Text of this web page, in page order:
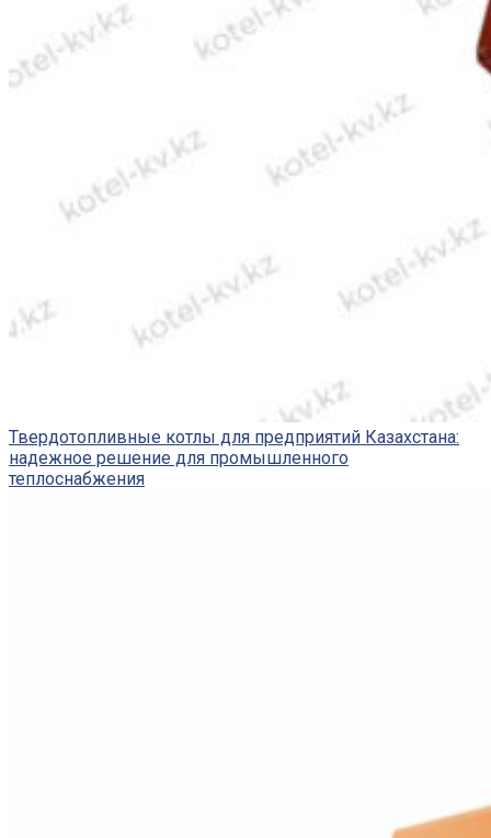
Твердотопливные котлы для предприятий Казахстана:
надежное решение для промышленного
теплоснабжения